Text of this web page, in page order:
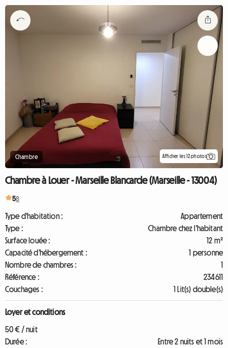
Chambre Afficher les 12 photos
Chambre à Louer - Marseille Blancarde (Marseille - 13004)
58
Type d'habitation :
Appartement
Type :
Chambre chez l'habitant
Surface louée :
12 m²
Capacité d'hébergement :
1 personne
Nombre de chambres :
1
Référence :
234611
Couchages :
1 Lit(s) double(s)
Loyer et conditions
50 € / nuit
Durée :
Entre 2 nuits et 1 mois